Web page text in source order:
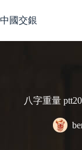
to
content
中國交銀
八字重量